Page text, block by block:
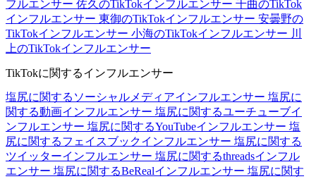
フルエンサー 佐久のTikTokインフルエンサー 千曲のTikTok
インフルエンサー 東御のTikTokインフルエンサー 安曇野の
TikTokインフルエンサー 小海のTikTokインフルエンサー 川
上のTikTokインフルエンサー
TikTokに関するインフルエンサー
塩尻に関するソーシャルメディアインフルエンサー 塩尻に
関する動画インフルエンサー 塩尻に関するユーチューブイ
ンフルエンサー 塩尻に関するYouTubeインフルエンサー 塩
尻に関するフェイスブックインフルエンサー 塩尻に関する
ツイッターインフルエンサー 塩尻に関するthreadsインフル
エンサー 塩尻に関するBeRealインフルエンサー 塩尻に関す